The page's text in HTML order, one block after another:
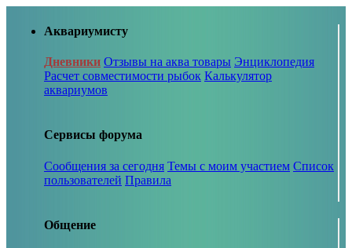
Аквариумисту
Дневники Отзывы на аква товары Энциклопедия
Расчет совместимости рыбок Калькулятор
аквариумов
Сервисы форума
Сообщения за сегодня Темы с моим участием Список
пользователей Правила
Общение